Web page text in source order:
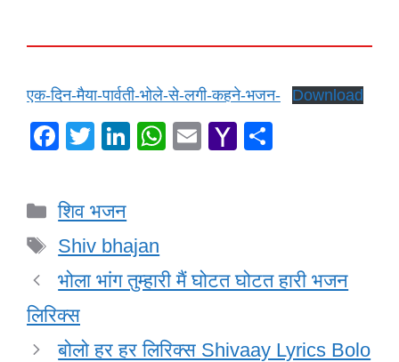
एक-दिन-मैया-पार्वती-भोले-से-लगी-कहने-भजन- Download
F
c
e
b
o
o
k
T
er
Li
dI
n
W
p
E
Y
M
Categories
शिव भजन
Tags
Shiv bhajan
भोला भांग तुम्हारी मैं घोटत घोटत हारी भजन
लिरिक्स
बोलो हर हर लिरिक्स Shivaay Lyrics Bolo